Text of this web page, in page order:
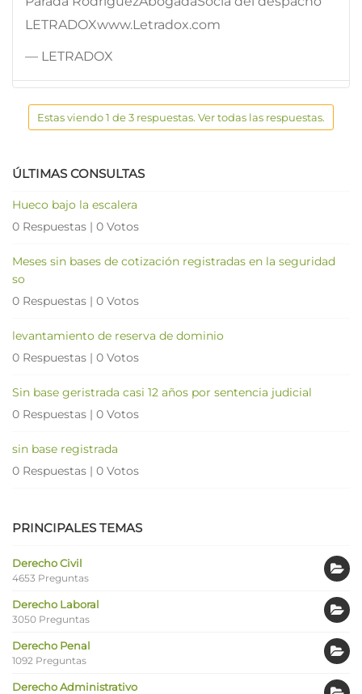
LETRADOXwww.Letradox.com
— LETRADOX
Estas viendo 1 de 3 respuestas. Ver todas las respuestas.
ÚLTIMAS CONSULTAS
Hueco bajo la escalera
0 Respuestas | 0 Votos
Meses sin bases de cotización registradas en la seguridad
so
0 Respuestas | 0 Votos
levantamiento de reserva de dominio
0 Respuestas | 0 Votos
Sin base geristrada casi 12 años por sentencia judicial
0 Respuestas | 0 Votos
sin base registrada
0 Respuestas | 0 Votos
PRINCIPALES TEMAS
Derecho Civil
4653 Preguntas
Derecho Laboral
3050 Preguntas
Derecho Penal
1092 Preguntas
Derecho Administrativo